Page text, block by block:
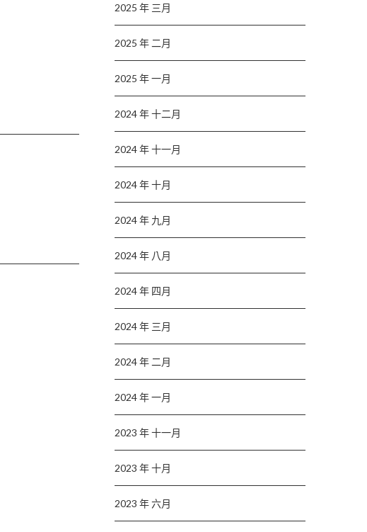
2025 年 三月
2025 年 二月
2025 年 一月
2024 年 十二月
2024 年 十一月
2024 年 十月
2024 年 九月
2024 年 八月
2024 年 四月
2024 年 三月
2024 年 二月
2024 年 一月
2023 年 十一月
2023 年 十月
2023 年 六月